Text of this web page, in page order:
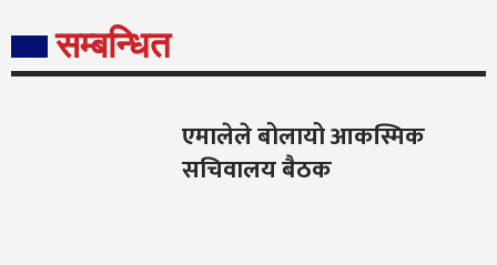
सम्बन्धित
एमालेले बोलायो आकस्मिक
सचिवालय बैठक